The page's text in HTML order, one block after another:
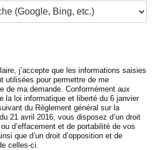
j’accepte que les informations saisies
utilisées pour permettre de me
de ma demande. Conformément aux
la loi informatique et liberté du 6 janvier
du Règlement général sur la
21 avril 2016, vous disposez d’un droit
d’effacement et de portabilité de vos
que d’un droit d’opposition et de
celles-ci.